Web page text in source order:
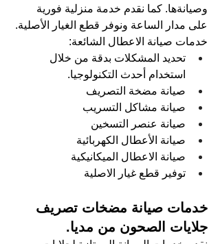
وصيانةها. كما نقدم خدمة منزلية فورية
على مدار الساعة ونوفر قطع الغيار الأصلية.
خدمات صيانة الاعطال الشائعة:
تحديد المشكلات بدقة من خلال
استخدام أحدث التكنولوجيا.
صيانة مضخة التصريف
صيانة مشاكل التسريب
صيانة عنصر التسخين
صيانة الأعطال الكهربائية
صيانة الاعطال الميكانيكية
توفير قطع غيار الاصلية
خدمات صيانة مضخات تصريف
جلايات الصحون من مديا.